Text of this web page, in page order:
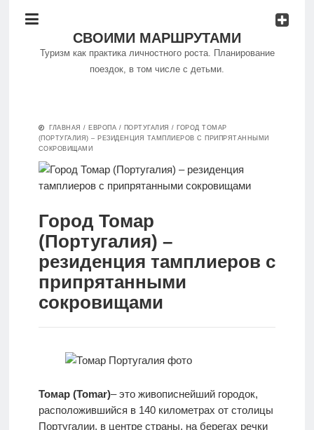
Куда
Особенности
детьми
СВОИМИ МАРШРУТАМИ
Туризм как практика личностного роста. Планирование
поездок, в том числе с детьми.
путешествий
Куда
Путешествуем
самостоятельно
Особенности
ГЛАВНАЯ / ЕВРОПА / ПОРТУГАЛИЯ / ГОРОД ТОМАР
(ПОРТУГАЛИЯ) – РЕЗИДЕНЦИЯ ТАМПЛИЕРОВ С ПРИПРЯТАННЫМИ
СОКРОВИЩАМИ
Город Томар
(Португалия) –
резиденция тамплиеров с
припрятанными
сокровищами
Томар (Tomar)– это живописнейший городок,
расположившийся в 140 километрах от столицы
Португалии, в центре страны, на берегах речки